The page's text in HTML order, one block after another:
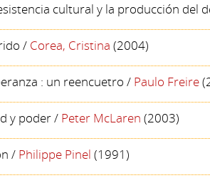
cultural y la producción del
/ Corea, Cristina (2004)
: un reencuetro / Paulo Freire
y poder/ Peter McLaren (2003)
/ Philippe Pinel (1991)